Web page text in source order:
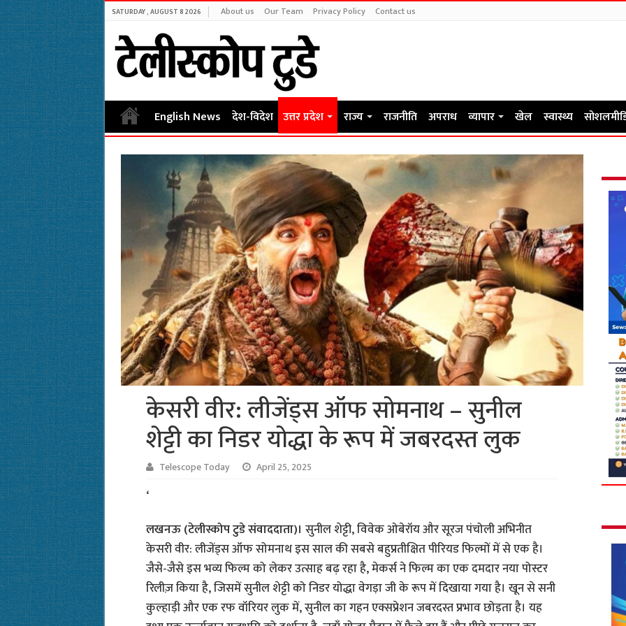
SATURDAY , AUGUST 8 2026 About us Our Team Privacy Policy Contact us
English News देश-विदेश उत्तर प्रदेश राज्य राजनीति अपराध व्यापार खेल स्वास्थ्य
केसरी वीर: लीजेंड्स ऑफ सोमनाथ – सुनील
शेट्टी का निडर योद्धा के रूप में जबरदस्त लुक
Telescope Today April 25, 2025
‘
लखनऊ (टेलीस्कोप टुडे संवाददाता)। सुनील शेट्टी, विवेक ओबेरॉय और सूरज पंचोली अभिनीत
केसरी वीर: लीजेंड्स ऑफ सोमनाथ इस साल की सबसे बहुप्रतीक्षित पीरियड फिल्मों में से एक है।
जैसे-जैसे इस भव्य फिल्म को लेकर उत्साह बढ़ रहा है, मेकर्स ने फिल्म का एक दमदार नया पोस्टर
रिलीज़ किया है, जिसमें सुनील शेट्टी को निडर योद्धा वेगड़ा जी के रूप में दिखाया गया है। खून से सनी
कुल्हाड़ी और एक रफ वॉरियर लुक में, सुनील का गहन एक्सप्रेशन जबरदस्त प्रभाव छोड़ता है। यह